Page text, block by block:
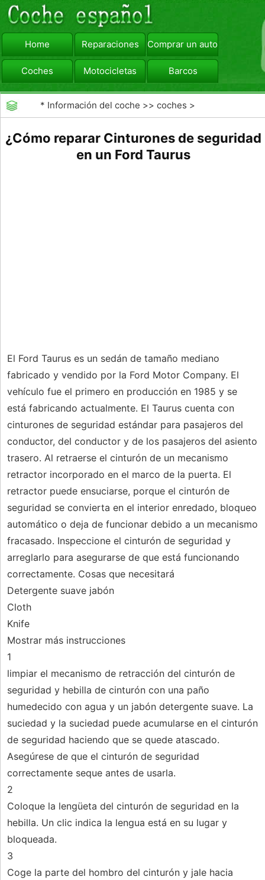
Home Reparaciones Comprar un automóvil
Coches Motocicletas Barcos
viajar Camiones
* Información del coche >>coches >
coches General
¿Cómo reparar Cinturones de seguridad
en un Ford Taurus
El Ford Taurus es un sedán de tamaño mediano
fabricado y vendido por la Ford Motor Company. El
vehículo fue el primero en producción en 1985 y se
está fabricando actualmente. El Taurus cuenta con
cinturones de seguridad estándar para pasajeros del
conductor, del conductor y de los pasajeros del asiento
trasero. Al retraerse el cinturón de un mecanismo
retractor incorporado en el marco de la puerta. El
retractor puede ensuciarse, porque el cinturón de
seguridad se convierta en el interior enredado, bloqueo
automático o deja de funcionar debido a un mecanismo
fracasado. Inspeccione el cinturón de seguridad y
arreglarlo para asegurarse de que está funcionando
correctamente. Cosas que necesitará
Detergente suave jabón
Cloth
Knife
Mostrar más instrucciones
1
limpiar el mecanismo de retracción del cinturón de
seguridad y hebilla de cinturón con una paño
humedecido con agua y un jabón detergente suave. La
suciedad y la suciedad puede acumularse en el cinturón
de seguridad haciendo que se quede atascado.
Asegúrese de que el cinturón de seguridad
correctamente seque antes de usarla.
2
Coloque la lengüeta del cinturón de seguridad en la
hebilla. Un clic indica la lengua está en su lugar y
bloqueada.
3
Coge la parte del hombro del cinturón y jale hacia